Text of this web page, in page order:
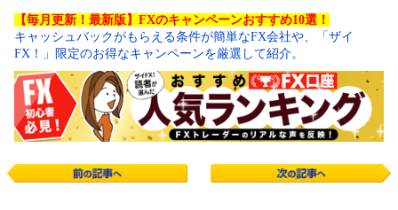
【毎月更新！最新版】FXのキャンペーンおすすめ10選！
キャッシュバックがもらえる条件が簡単なFX会社や、「ザイ
FX！」限定のお得なキャンペーンを厳選して紹介。